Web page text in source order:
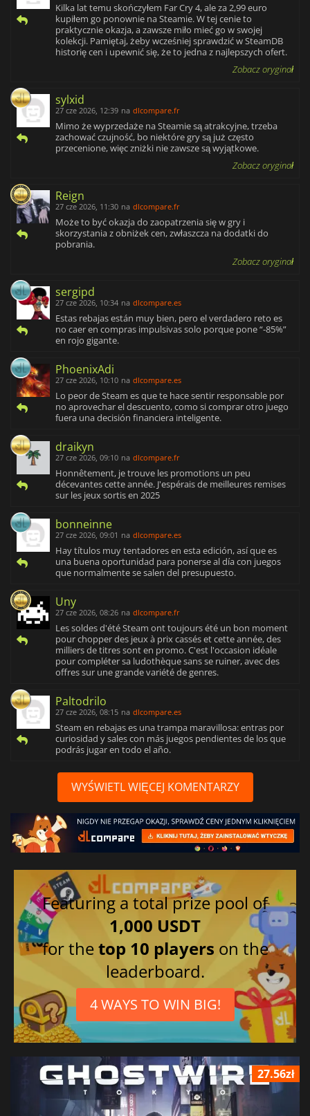
Kilka lat temu skończyłem Far Cry 4, ale za 2,99 euro
kupiłem go ponownie na Steamie. W tej cenie to
praktycznie okazja, a zawsze miło mieć go w swojej
kolekcji. Pamiętaj, żeby wcześniej sprawdzić w SteamDB
historię cen i upewnić się, że to jedna z najlepszych ofert.
Zobacz oryginał
sylxid
27 cze 2026, 12:39 na dlcompare.fr
Mimo że wyprzedaże na Steamie są atrakcyjne, trzeba
zachować czujność, bo niektóre gry są już często
przecenione, więc zniżki nie zawsze są wyjątkowe.
Zobacz oryginał
Reign
27 cze 2026, 11:30 na dlcompare.fr
Może to być okazja do zaopatrzenia się w gry i
skorzystania z obniżek cen, zwłaszcza na dodatki do
pobrania.
Zobacz oryginał
sergipd
27 cze 2026, 10:34 na dlcompare.es
Estas rebajas están muy bien, pero el verdadero reto es
no caer en compras impulsivas solo porque pone “-85%”
en rojo gigante.
PhoenixAdi
27 cze 2026, 10:10 na dlcompare.es
Lo peor de Steam es que te hace sentir responsable por
no aprovechar el descuento, como si comprar otro juego
fuera una decisión financiera inteligente.
draikyn
27 cze 2026, 09:10 na dlcompare.fr
Honnêtement, je trouve les promotions un peu
décevantes cette année. J'espérais de meilleures remises
sur les jeux sortis en 2025
bonneinne
27 cze 2026, 09:01 na dlcompare.es
Hay títulos muy tentadores en esta edición, así que es
una buena oportunidad para ponerse al día con juegos
que normalmente se salen del presupuesto.
Uny
27 cze 2026, 08:26 na dlcompare.fr
Les soldes d'été Steam ont toujours été un bon moment
pour chopper des jeux à prix cassés et cette année, des
milliers de titres sont en promo. C'est l'occasion idéale
pour compléter sa ludothèque sans se ruiner, avec des
offres sur une grande variété de genres.
Paltodrilo
27 cze 2026, 08:15 na dlcompare.es
Steam en rebajas es una trampa maravillosa: entras por
curiosidad y sales con más juegos pendientes de los que
podrás jugar en todo el año.
WYŚWIETL WIĘCEJ KOMENTARZY
Featuring a total prize pool of
1,000 USDT
for thetop 10 players on the
leaderboard.
4 WAYS TO WIN BIG!
27.56zł